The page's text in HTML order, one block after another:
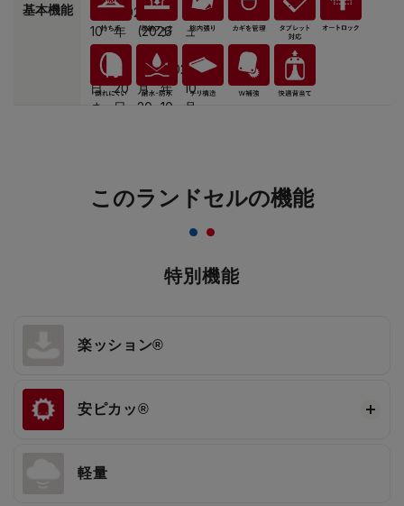
基本機能
このランドセルの機能
特別機能
楽ッション®
安ピカッ®
軽量